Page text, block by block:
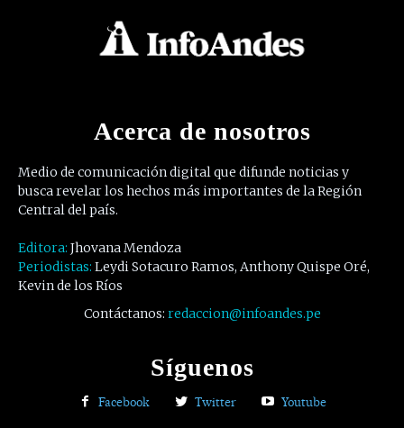
Acerca de nosotros
Medio de comunicación digital que difunde noticias y
busca revelar los hechos más importantes de la Región
Central del país.
Editora: Jhovana Mendoza
Periodistas: Leydi Sotacuro Ramos, Anthony Quispe Oré,
Kevin de los Ríos
Contáctanos: redaccion@infoandes.pe
Síguenos
Facebook Twitter Youtube